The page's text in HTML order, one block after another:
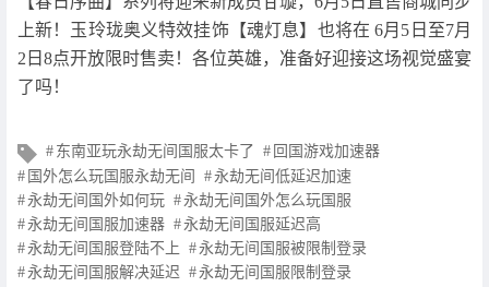
上新！玉玲珑奥义特效挂饰【魂灯息】也将在 6月5日至7月
2日8点开放限时售卖！各位英雄，准备好迎接这场视觉盛宴
了吗！
文
章
标
签
东南亚玩永劫无间国服太卡了
回国游戏加速器
国外怎么玩国服永劫无间
永劫无间低延迟加速
永劫无间国外如何玩
永劫无间国外怎么玩国服
永劫无间国服加速器
永劫无间国服延迟高
永劫无间国服登陆不上
永劫无间国服被限制登录
永劫无间国服解决延迟
永劫无间国服限制登录